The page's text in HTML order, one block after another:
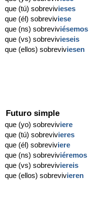
que (tú) sobrevivieses
que (él) sobreviviese
que (ns) sobreviviésemos
que (vs) sobrevivieseis
que (ellos) sobreviviesen
Futuro simple
que (yo) sobreviviere
que (tú) sobrevivieres
que (él) sobreviviere
que (ns) sobreviviéremos
que (vs) sobreviviereis
que (ellos) sobrevivieren